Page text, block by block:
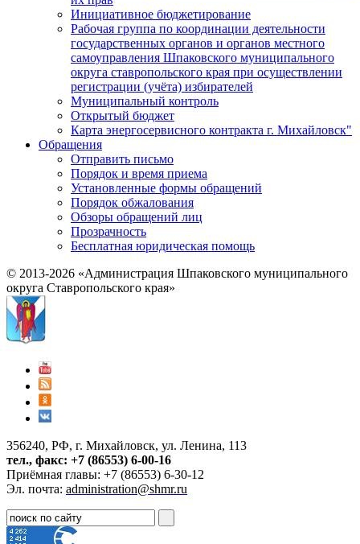
Инициативное бюджетирование
Рабочая группа по координации деятельности
государственных органов и органов местного
самоуправления Шпаковского муниципального
округа ставропольского края при осуществлении
регистрации (учёта) избирателей
Муниципальный контроль
Открытый бюджет
Карта энергосервисного контракта г. Михайловск"
Обращения
Отправить письмо
Порядок и время приема
Установленные формы обращений
Порядок обжалования
Обзоры обращений лиц
Прозрачность
Бесплатная юридическая помощь
© 2013-2026 «Администрация Шпаковского муниципального
округа Ставропольского края»
356240, РФ, г. Михайловск, ул. Ленина, 113
тел., факс: +7 (86553) 6-00-16
Приёмная главы: +7 (86553) 6-30-12
Эл. почта: administration@shmr.ru